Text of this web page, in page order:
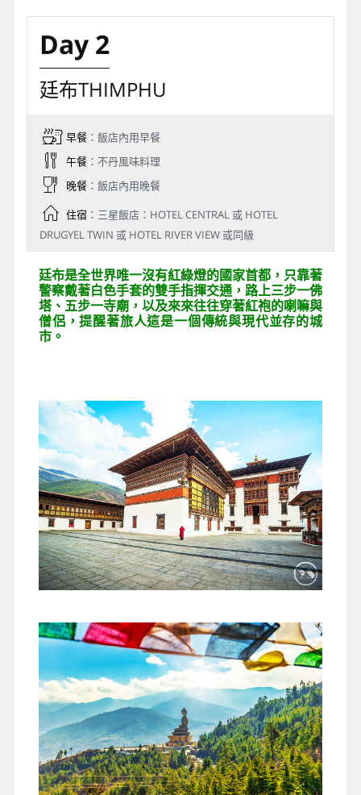
Day 2
廷布THIMPHU
早餐：飯店內用早餐
午餐：不丹風味料理
晚餐：飯店內用晚餐
住宿：三星飯店：HOTEL CENTRAL 或 HOTEL
DRUGYEL TWIN 或 HOTEL RIVER VIEW 或同級
廷布是全世界唯一沒有紅綠燈的國家首都，只靠著
警察戴著白色手套的雙手指揮交通，路上三步一佛
塔、五步一寺廟，以及來來往往穿著紅袍的喇嘛與
僧侶，提醒著旅人這是一個傳統與現代並存的城
市。